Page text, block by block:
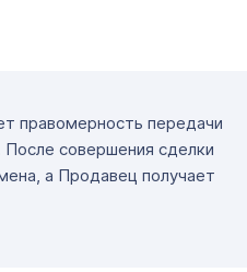
правомерность передачи
совершения сделки
а Продавец получает